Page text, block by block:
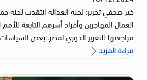
خبر صحفي تحرير: لجنة العدالة انتقدت لجنة
العمال المهاجرين وأفراد أسرهم التابعة
مراجعتها للتقرير الدوري لمصر، بعض
قراءة المزيد